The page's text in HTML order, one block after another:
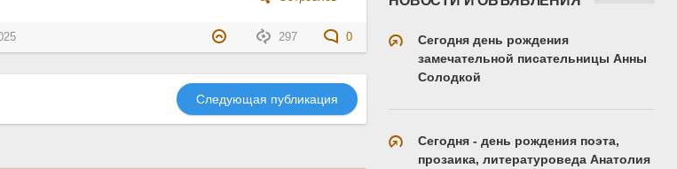
297 0
Следующая публикация
Сегодня день рождения
замечательной писательницы Анны
Солодкой
Сегодня - день рождения поэта,
прозаика, литературоведа Анатолия